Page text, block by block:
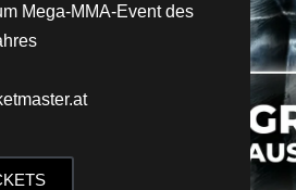
Mega-MMA-Event des